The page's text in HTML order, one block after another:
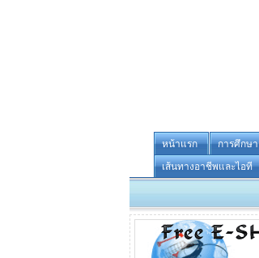
หน้าแรก การศึกษา
เส้นทางอาชีพและไอที